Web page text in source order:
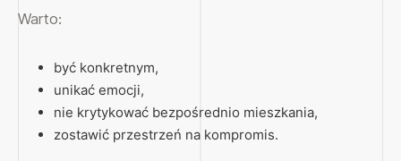
Warto:
być konkretnym,
unikać emocji,
nie krytykować bezpośrednio mieszkania,
zostawić przestrzeń na kompromis.